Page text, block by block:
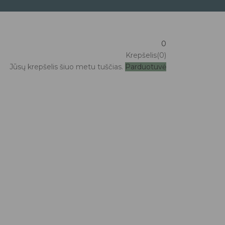
0
Krepšelis(0)
Jūsų krepšelis šiuo metu tuščias. Parduotuvė